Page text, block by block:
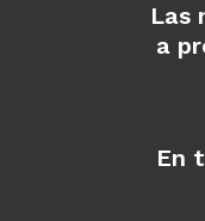
Las
a
En